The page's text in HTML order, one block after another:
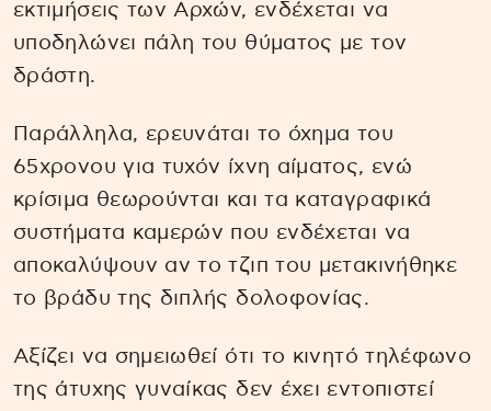
εκτιμήσεις των Αρχών, ενδέχεται να
υποδηλώνει πάλη του θύματος με τον
δράστη.
Παράλληλα, ερευνάται το όχημα του
65χρονου για τυχόν ίχνη αίματος, ενώ
κρίσιμα θεωρούνται και τα καταγραφικά
συστήματα καμερών που ενδέχεται να
αποκαλύψουν αν το τζιπ του μετακινήθηκε
το βράδυ της διπλής δολοφονίας.
Αξίζει να σημειωθεί ότι το κινητό τηλέφωνο
της άτυχης γυναίκας δεν έχει εντοπιστεί